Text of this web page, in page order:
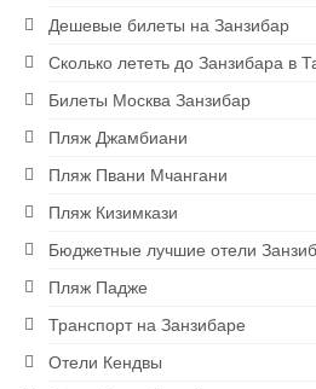
Развлечения
Достопримечательности
Восхождение на
Кайтсерфинг на Занзибаре
Prison island — остров
Экскурсии на Занзибаре
Блю Сафари на Занзибаре
Дешевые билеты на Занзибар
Сколько лететь до Занзибара в
Билеты Москва Занзибар
Пляж Джамбиани
Пляж Пвани Мчангани
Пляж Кизимкази
Бюджетные лучшие отели
Пляж Падже
Транспорт на Занзибаре
Отели Кендвы